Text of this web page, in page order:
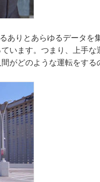
ありとあらゆるデータを
います。つまり、上手な
がどのような運転をする